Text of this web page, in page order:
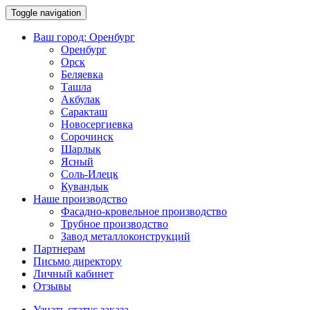
Toggle navigation
Ваш город: Оренбург
Оренбург
Орск
Беляевка
Ташла
Акбулак
Саракташ
Новосергиевка
Сорочинск
Шарлык
Ясный
Соль-Илецк
Кувандык
Наше производство
Фасадно-кровельное производство
Трубное производство
Завод металлоконструкций
Партнерам
Письмо директору
Личный кабинет
Отзывы